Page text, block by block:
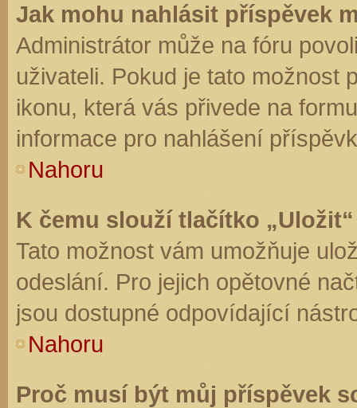
Jak mohu nahlásit příspěvek
Administrátor může na fóru
uživateli. Pokud je tato možnost
ikonu, která vás přivede na
informace pro nahlášení
Nahoru
K čemu slouží tlačítko
Tato možnost vám umožňuje
odeslání. Pro jejich opětovné
jsou dostupné odpovídající
Nahoru
Proč musí být můj příspěvek